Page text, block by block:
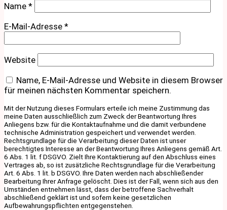
Name *
E-Mail-Adresse *
Website
Name, E-Mail-Adresse und Website in diesem Browser
für meinen nächsten Kommentar speichern.
Mit der Nutzung dieses Formulars erteile ich meine Zustimmung das
meine Daten ausschließlich zum Zweck der Beantwortung Ihres
Anliegens bzw. für die Kontaktaufnahme und die damit verbundene
technische Administration gespeichert und verwendet werden.
Rechtsgrundlage für die Verarbeitung dieser Daten ist unser
berechtigtes Interesse an der Beantwortung Ihres Anliegens gemäß Art.
6 Abs. 1 lit. f DSGVO. Zielt Ihre Kontaktierung auf den Abschluss eines
Vertrages ab, so ist zusätzliche Rechtsgrundlage für die Verarbeitung
Art. 6 Abs. 1 lit. b DSGVO. Ihre Daten werden nach abschließender
Bearbeitung Ihrer Anfrage gelöscht. Dies ist der Fall, wenn sich aus den
Umständen entnehmen lässt, dass der betroffene Sachverhalt
abschließend geklärt ist und sofern keine gesetzlichen
Aufbewahrungspflichten entgegenstehen.